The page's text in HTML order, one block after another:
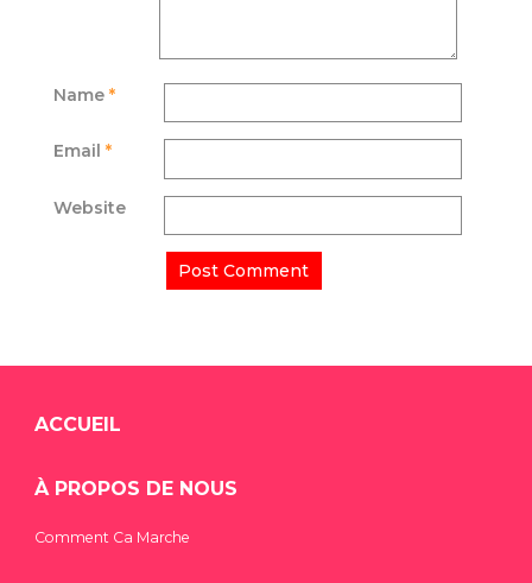
Name *
Email *
Website
ACCUEIL
À PROPOS DE NOUS
Comment Ca Marche